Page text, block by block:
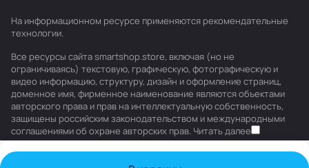
На информационном ресурсе применяются рекомендательные
технологии.
Все ресурсы сайта smartshop.store, включая (но не
ограничиваясь) текстовую, графическую, фотографическую и
видео информацию, структуру, дизайн и оформление страниц,
доменное имя, фирменное наименование являются объектами
авторского права и прав на интеллектуальную собственность,
защищены российским законодательством и международными
соглашениями об охране авторских прав. Читать далее